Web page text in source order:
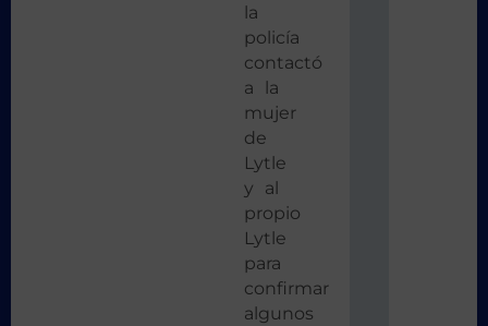
la
policía
contactó
a la
mujer
de
Lytle
y al
propio
Lytle
para
confirmar
algunos